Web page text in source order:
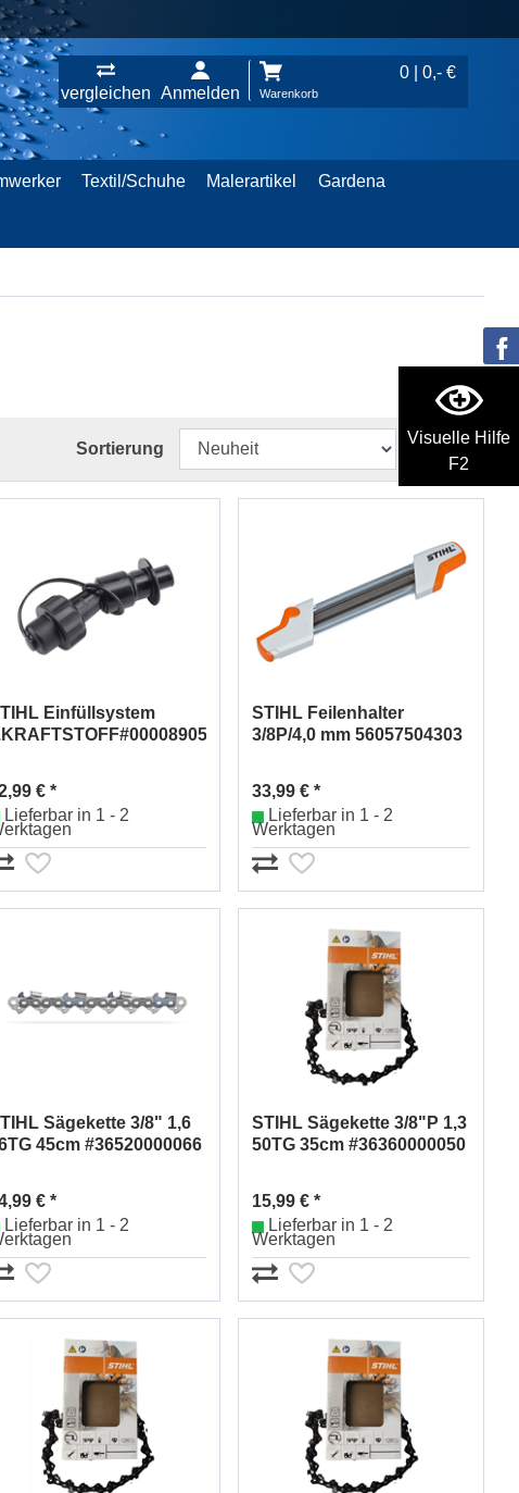
Visuelle Hilfe
F2
vergleichen Anmelden
0 | 0,- €
Warenkorb
Textil/Schuhe Malerartikel Gardena
Sortierung
Einfüllsystem
€ *
Lieferbar in 1 - 2
STIHL Feilenhalter
3/8P/4,0 mm 56057504303
33,99 € *
Lieferbar in 1 - 2
Werktagen
Sägekette 3/8" 1,6
45cm #36520000066
€ *
Lieferbar in 1 - 2
STIHL Sägekette 3/8"P 1,3
50TG 35cm #36360000050
15,99 € *
Lieferbar in 1 - 2
Werktagen